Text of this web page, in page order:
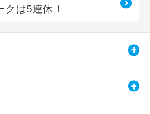
は5連休！